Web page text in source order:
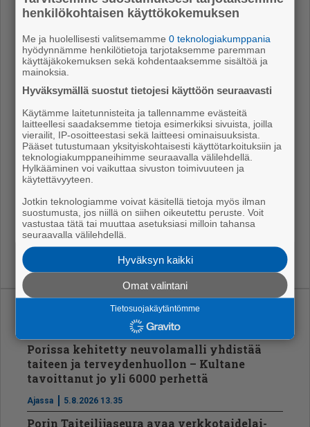
ta esi­mer­kik­si kaa­pe­lien kat­kai­se­mi­seen ja mui­hin
hyb­ri­di­hyök­käyk­siin.
Itä­ra­jan hal­lit­tu avaa­mi­nen tu­le­vai­suu­des­sa pa­laut­
tai­si elin­voi­maa Itä-Suo­meen. On epä­to­den­nä­köis­tä,
et­tä Ve­nä­jä sor­tui­si so­ti­laal­li­ses­ti tai ta­lou­del­li­ses­ti
täy­sin – var­sin­kaan Suo­men toi­mien seu­rauk­se­na.
Kos­ka Ve­nä­jä on naa­pu­rim­me myös tu­le­vai­suu­des­
sa, po­li­tii­kan pai­no­pis­teen tu­li­si siir­tyä jäl­leen re­a­
lis­ti­sem­paan suun­taan.
Va­ra­val­tuu­tet­tu (kesk.), Ko­ke­mä­ki
Porissa kehitetty neuvolamalli yhdistää
taiteen ja terveydenhuollon – Kultane
tavoittanut jo yli 6000 perhettä
Ajassa 5.8.2026 13.35
Porin Taiteilijaseura avaa verkko­tai­de­lai­
henkilökohtaisen käyttökokemuksen
Me ja huolellisesti valitsemamme0 teknologiakumppania
hyödynnämme henkilötietoja tarjotaksemme paremman
käyttäjäkokemuksen sekä kohdentaaksemme sisältöä ja
mainoksia.
Hyväksymällä suostut tietojesi käyttöön seuraavasti
Käytämme laitetunnisteita ja tallennamme evästeitä
laitteellesi saadaksemme tietoja esimerkiksi sivuista, joilla
vierailit, IP-osoitteestasi sekä laitteesi ominaisuuksista.
Pääset tutustumaan yksityiskohtaisesti käyttötarkoituksiin ja
teknologiakumppaneihimme seuraavalla välilehdellä.
Hylkääminen voi vaikuttaa sivuston toimivuuteen ja
käytettävyyteen.
Jotkin teknologiamme voivat käsitellä tietoja myös ilman
suostumusta, jos niillä on siihen oikeutettu peruste. Voit
vastustaa tätä tai muuttaa asetuksiasi milloin tahansa
seuraavalla välilehdellä.
Hyväksyn kaikki
Omat valintani
Tietosuojakäytäntömme